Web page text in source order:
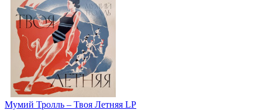
Мумий Тролль ‎– Твоя Летняя LP